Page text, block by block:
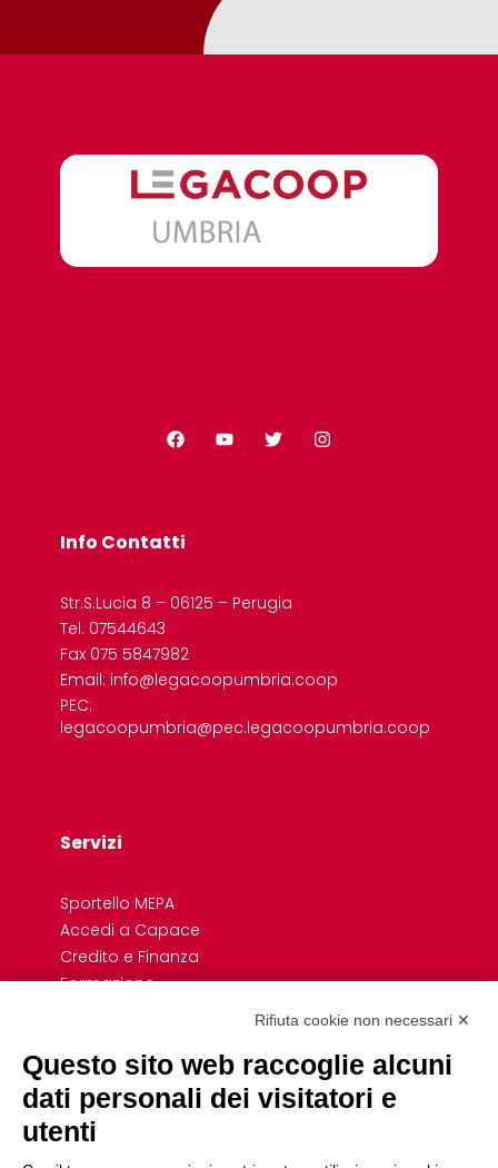
Info Contatti
Str.S.Lucia 8 – 06125 – Perugia
Tel. 07544643
Fax 075 5847982
Email: info@legacoopumbria.coop
PEC:
legacoopumbria@pec.legacoopumbria.coop
Servizi
Sportello MEPA
Accedi a Capace
Credito e Finanza
Formazione
Convenzioni
Link Rapidi
Associazioni di Settore e Dipartimenti
Rifiuta cookie non necessari ✕
Questo sito web raccoglie alcuni
dati personali dei visitatori e
utenti